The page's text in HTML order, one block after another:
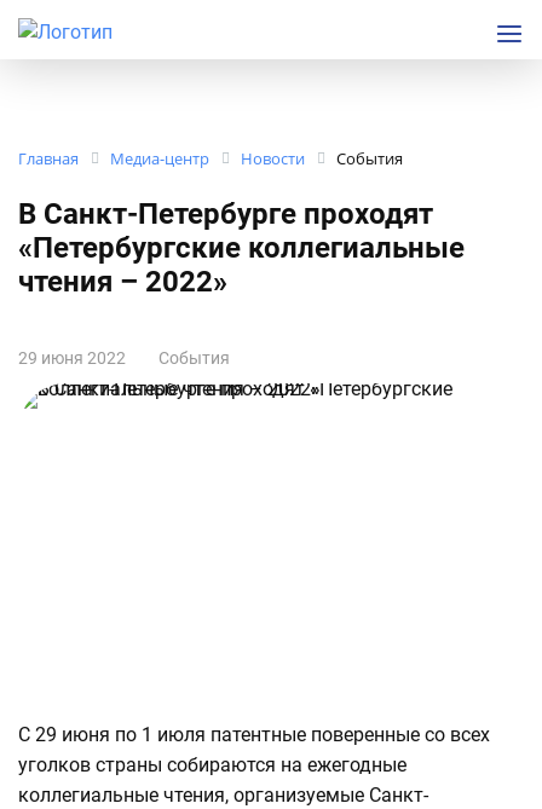
Главная Медиа-центр Новости События
В Санкт-Петербурге проходят
«Петербургские коллегиальные
чтения – 2022»
29 июня 2022 События
С 29 июня по 1 июля патентные поверенные со всех
уголков страны собираются на ежегодные
коллегиальные чтения, организуемые Санкт-